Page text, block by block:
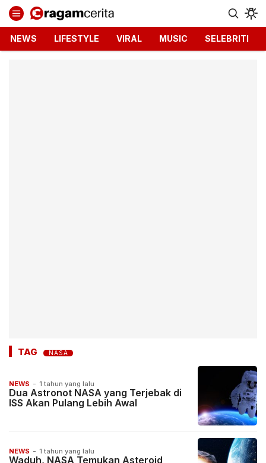
Ragamcerita.com
Informasi Terbaru dan Terkini
NEWS LIFESTYLE VIRAL MUSIC SELEBRITI
TAG NASA
NEWS - 1 tahun yang lalu
Dua Astronot NASA yang Terjebak di
ISS Akan Pulang Lebih Awal
NEWS - 1 tahun yang lalu
Waduh, NASA Temukan Asteroid